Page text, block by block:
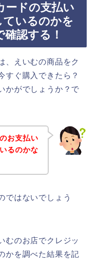
ードの支払い
ているのかを
認する！
、えいむの商品をク
すぐ購入できたら？
かがでしょうか？で
お支払い
るのかな
ではないでしょう
むのお店でクレジッ
かを調べた結果を記